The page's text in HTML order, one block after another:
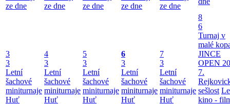
ze dne
ze dne
ze dne
ze dne
ze dne
3
3
Letní
šachové
miniturnaje
Huť
4
3
Letní
šachové
miniturnaje
Huť
5
3
Letní
šachové
miniturnaje
Huť
6
3
Letní
šachové
miniturnaje
Huť
7
3
Letní
šachové
miniturnaje
Huť
8
6
Turnaj v
malé
JINCE
OPEN
7.
sešlost
kino -